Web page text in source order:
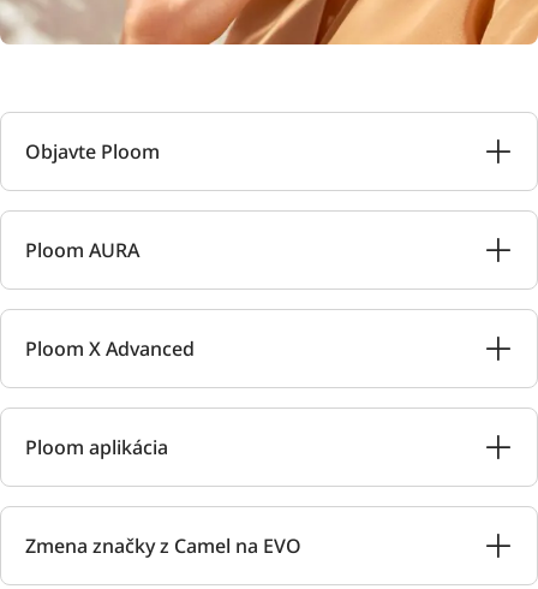
Objavte Ploom
Ploom AURA
Ploom X Advanced
Ploom aplikácia
Zmena značky z Camel na EVO